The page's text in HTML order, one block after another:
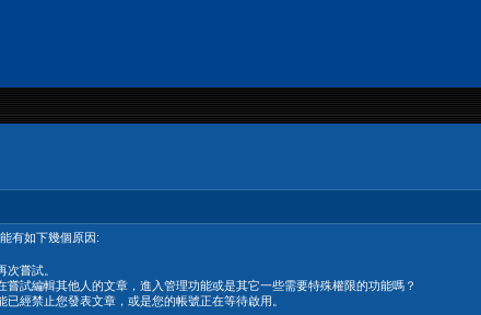
有如下幾個原因:
嘗試。
試編輯其他人的文章，進入管理功能或是其它一些需要特殊權限的功能嗎？
經禁止您發表文章，或是您的帳號正在等待啟用。